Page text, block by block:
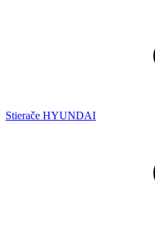
Stierače HYUNDAI